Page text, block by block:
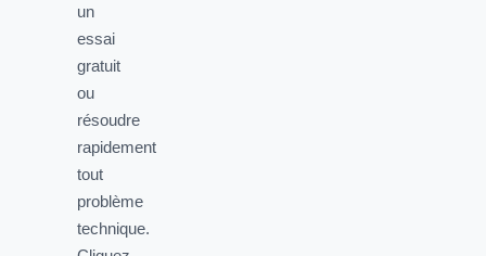
un
essai
gratuit
ou
résoudre
rapidement
tout
problème
technique.